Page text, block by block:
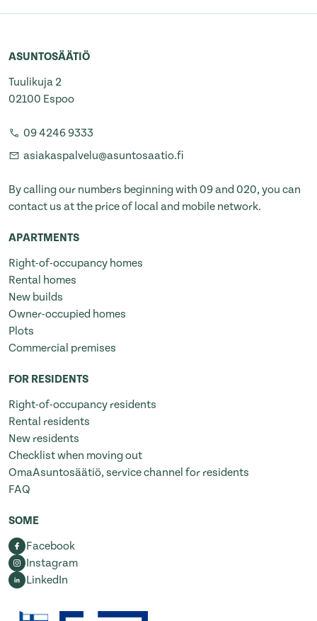
ASUNTOSÄÄTIÖ
Tuulikuja 2
02100 Espoo
09 4246 9333
asiakaspalvelu@asuntosaatio.fi
By calling our numbers beginning with 09 and 020, you can
contact us at the price of local and mobile network.
APARTMENTS
Right-of-occupancy homes
Rental homes
New builds
Owner-occupied homes
Plots
Commercial premises
FOR RESIDENTS
Right-of-occupancy residents
Rental residents
New residents
Checklist when moving out
OmaAsuntosäätiö, service channel for residents
FAQ
SOME
Facebook
Instagram
LinkedIn